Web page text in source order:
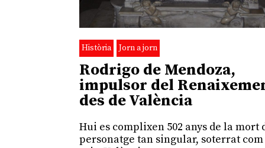
Història Jorn a jorn
Rodrigo de Mendoza,
impulsor del
des de València
Hui es complixen 502 anys de la mort
personatge tan singular, soterrat